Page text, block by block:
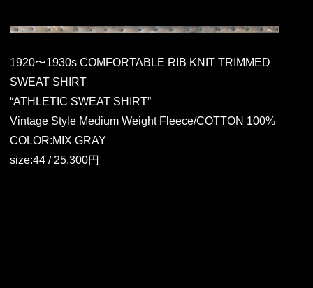
1920〜1930s COMFORTABLE RIB KNIT TRIMMED
SWEAT SHIRT
“ATHLETIC SWEAT SHIRT”
Vintage Style Medium Weight Fleece/COTTON 100%
COLOR:MIX GRAY
size:44 / 25,300円